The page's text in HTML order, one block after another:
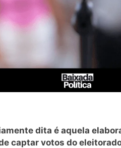
dita é aquela
captar votos do